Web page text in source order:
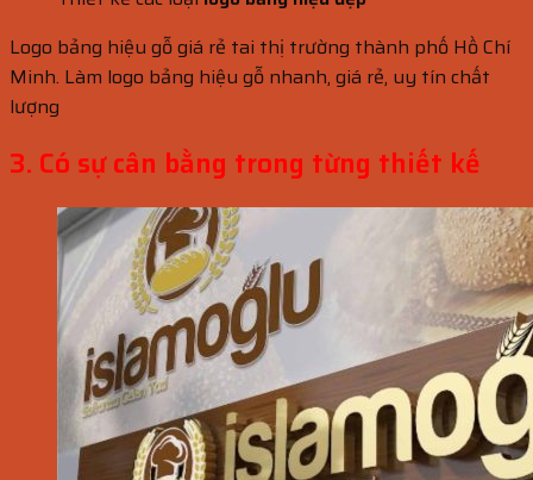
Logo bảng hiệu gỗ giá rẻ tai thị trường thành phố Hồ Chí
Minh. Làm logo bảng hiệu gỗ nhanh, giá rẻ, uy tín chất
lượng
3. Có sự cân bằng trong từng thiết kế